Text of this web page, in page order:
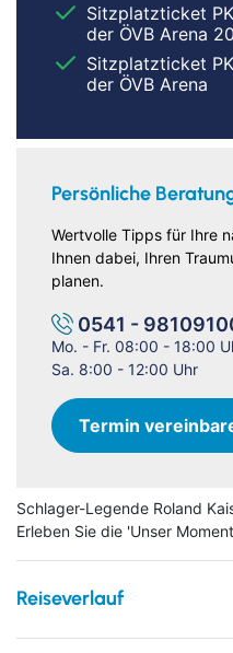
Schlager-Legende Roland
Erleben Sie die 'Unser
Reiseverlauf
Sitzplatzticket
der ÖVB Arena
Sitzplatzticket
der ÖVB Arena
Persönliche
Wertvolle Tipps für Ihre
Ihnen dabei, Ihren
planen.
0541 -
Mo. - Fr. 08:00 - 18:00
Sa. 8:00 - 12:00 Uhr
Termin